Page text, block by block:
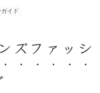
イド
ズファッシ